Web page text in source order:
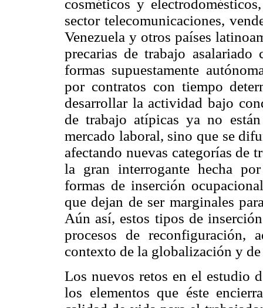
cosméticos y
sector telecomunicaciones,
Venezuela y otros países
precarias de trabajo asalariado
formas supuestamente
por contratos con tiempo
desarrollar la actividad bajo
de trabajo atípicas ya no
mercado laboral, sino que se
afectando nuevas categorías de
la gran interrogante hecha
formas de inserción
que dejan de ser marginales
Aún así, estos tipos de
procesos de reconfiguración,
contexto de la globalización y
Los nuevos retos en el estudio
los elementos que éste